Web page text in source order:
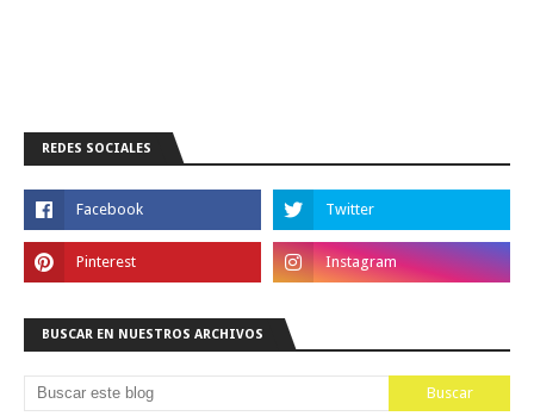
REDES SOCIALES
BUSCAR EN NUESTROS ARCHIVOS